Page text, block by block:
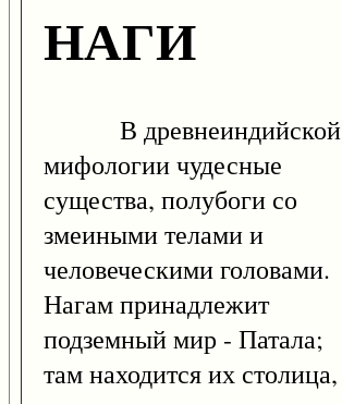
НАГИ
В древнеиндийской
мифологии чудесные
существа, полубоги со
змеиными телами и
человеческими головами.
Нагам принадлежит
подземный мир - Патала;
там находится их столица,